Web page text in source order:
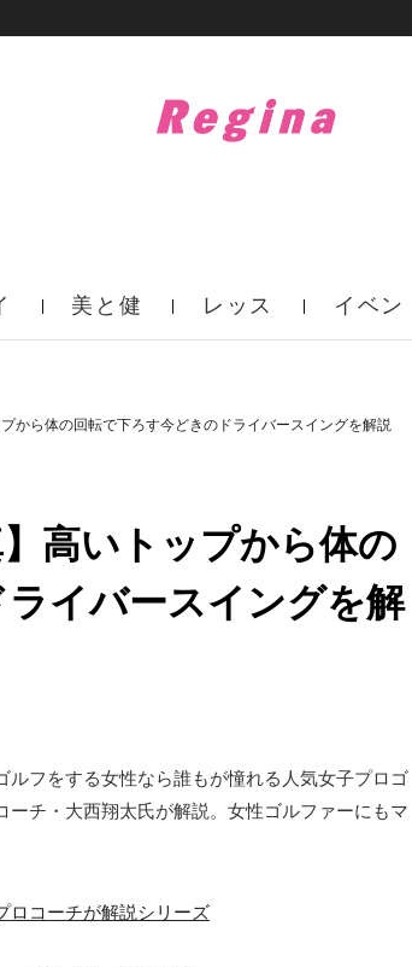
美と健 レッス イベン
から体の回転で下ろす今どきのドライバースイングを解説
高いトップから体の
イバースイングを解
をする女性なら誰もが憧れる人気女子プロゴ
チ・大西翔太氏が解説。女性ゴルファーにもマ
ロコーチが解説シリーズ